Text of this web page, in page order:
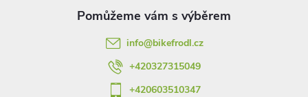
info@bikefrodl.cz
+420327315049
+420603510347